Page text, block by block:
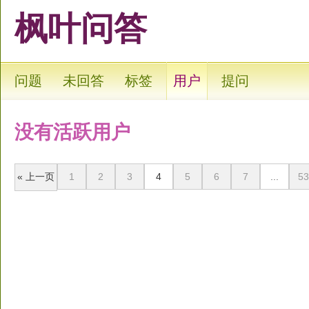
枫叶问答
问题 未回答 标签 用户 提问
没有活跃用户
« 上一页 1 2 3 4 5 6 7 53